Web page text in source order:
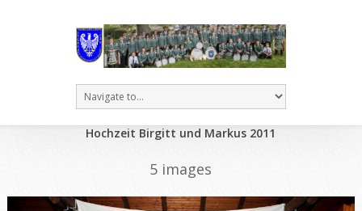
Hochzeit Birgitt und Markus 2011
5 images